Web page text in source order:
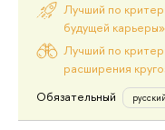
Лучший по
будущей карьеры»
Лучший по
расширения
Обязательный
русский